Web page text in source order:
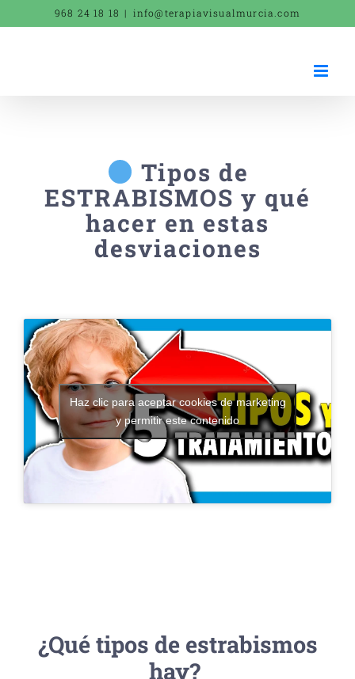
968 24 18 18 | info@terapiavisualmurcia.com
Tipos de
ESTRABISMOS y qué
hacer en estas
desviaciones
Haz clic para aceptar cookies de marketing
y permitir este contenido
¿Qué tipos de estrabismos
hay?